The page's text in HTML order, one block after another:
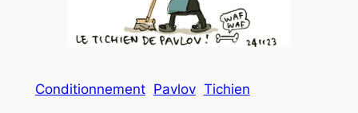
Conditionnement Pavlov Tichien